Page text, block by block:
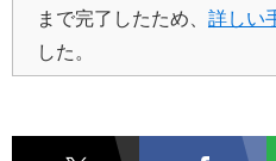
まで完了したため、 詳しい
した。